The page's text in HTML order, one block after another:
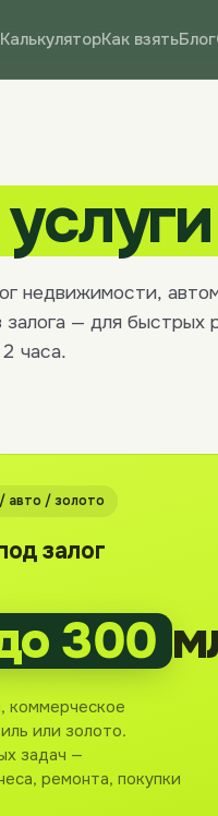
КалькуляторКак взятьБлог
услуги
недвижимости,
— для быстрых
часа.
авто / золото
залог
300
коммерческое
или золото.
задач —
ремонта, покупки